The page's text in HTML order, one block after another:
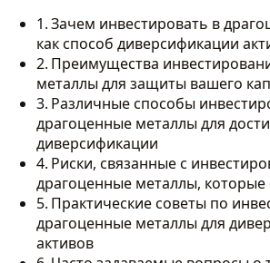
Зачем инвестировать в
как способ диверсификации
Преимущества
металлы для защиты вашего
Различные способы
драгоценные металлы для
диверсификации
Риски, связанные с
драгоценные металлы, которые
Практические советы по
драгоценные металлы для
активов